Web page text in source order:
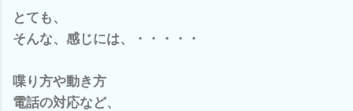
とても、
そんな、感じには、・・・・・
喋り方や動き方
電話の対応など、